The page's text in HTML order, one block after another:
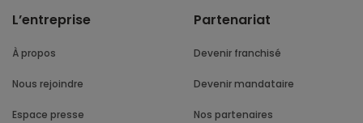
L’entreprise
À propos
Nous rejoindre
Espace presse
Partenariat
Devenir franchisé
Devenir mandataire
Nos partenaires